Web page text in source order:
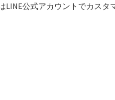
LINE公式アカウントでカスタ